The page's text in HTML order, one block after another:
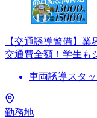
【交通誘導警備】業
交通費全額！学生も
車両誘導スタ
勤務地